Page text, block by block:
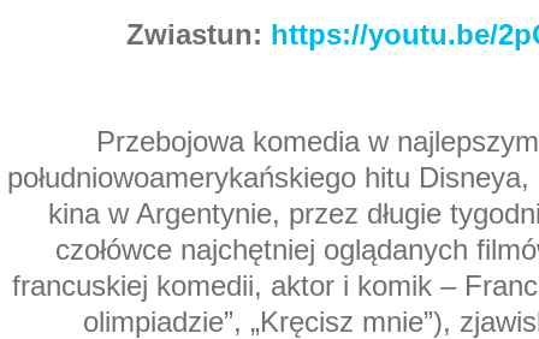
Zwiastun: https://youtu.be/
Przebojowa komedia w
południowoamerykańskiego hitu
kina w Argentynie, przez długie
czołówce najchętniej oglądanych
francuskiej komedii, aktor i komik –
olimpiadzie”, „Kręcisz mnie”),